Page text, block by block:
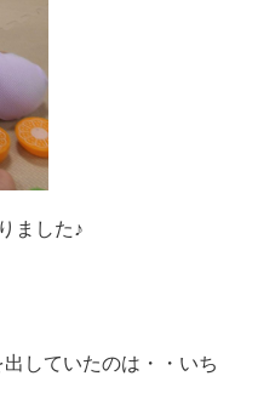
ました♪
していたのは・・いち